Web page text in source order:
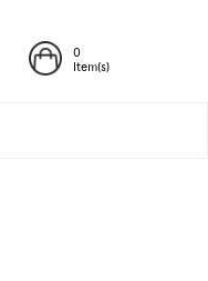
0
Item(s)